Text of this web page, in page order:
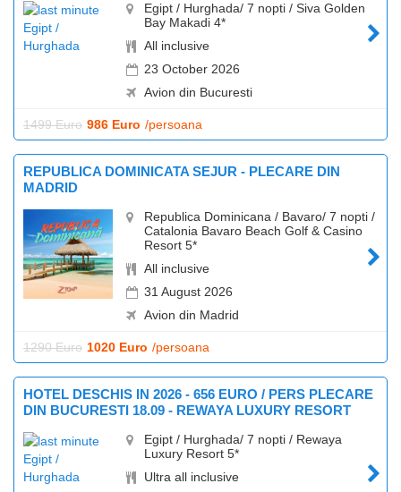
Egipt / Hurghada/ 7 nopti / Siva Golden
Bay Makadi 4*
All inclusive
23 October 2026
Avion din Bucuresti
1499 Euro 986 Euro /persoana
REPUBLICA DOMINICATA SEJUR - PLECARE DIN
MADRID
Republica Dominicana / Bavaro/ 7 nopti /
Catalonia Bavaro Beach Golf & Casino
Resort 5*
All inclusive
31 August 2026
Avion din Madrid
1290 Euro 1020 Euro /persoana
HOTEL DESCHIS IN 2026 - 656 EURO / PERS PLECARE
DIN BUCURESTI 18.09 - REWAYA LUXURY RESORT
Egipt / Hurghada/ 7 nopti / Rewaya
Luxury Resort 5*
Ultra all inclusive